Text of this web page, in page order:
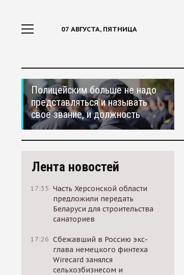
07 АВГУСТА, ПЯТНИЦА
Полицейским больше не надо
представляться и называть
свое звание, и должность
Лента новостей
17:35 Часть Херсонской области
предложили передать
Беларуси для строительства
санаториев
17:26 Сбежавший в Россию экс-
глава немецкого финтеха
Wirecard занялся
сельхозбизнесом и